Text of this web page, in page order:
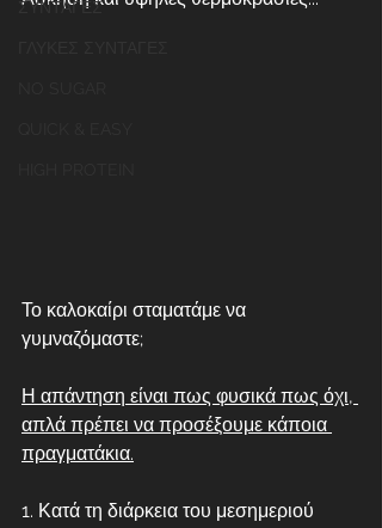
ΣΥΝΤΑΓΕΣ
Το καλοκαίρι σταματάμε να
γυμναζόμαστε;
Η απάντηση είναι πως φυσικά πως όχι,
απλά πρέπει να προσέξουμε κάποια
πραγματάκια.
1. Κατά τη διάρκεια του μεσημεριού